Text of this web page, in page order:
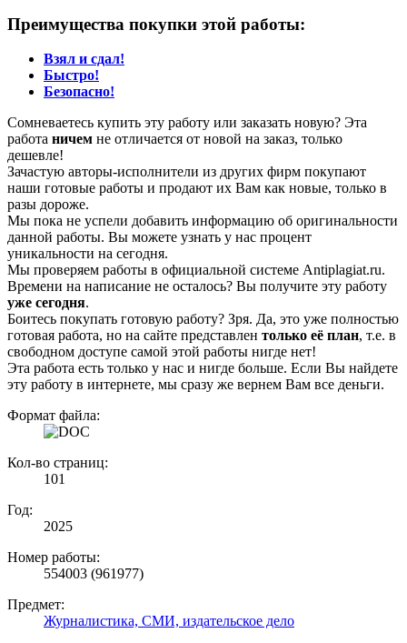
Преимущества покупки этой работы:
Взял и сдал!
Быстро!
Безопасно!
Сомневаетесь купить эту работу или заказать новую? Эта
работа ничем не отличается от новой на заказ, только
дешевле!
Зачастую авторы-исполнители из других фирм покупают
наши готовые работы и продают их Вам как новые, только в
разы дороже.
Мы пока не успели добавить информацию об оригинальности
данной работы. Вы можете узнать у нас процент
уникальности на сегодня.
Мы проверяем работы в официальной системе Аntiplagiat.ru.
Времени на написание не осталось? Вы получите эту работу
уже сегодня.
Боитесь покупать готовую работу? Зря. Да, это уже полностью
готовая работа, но на сайте представлен только её план, т.е. в
свободном доступе самой этой работы нигде нет!
Эта работа есть только у нас и нигде больше. Если Вы найдете
эту работу в интернете, мы сразу же вернем Вам все деньги.
Формат файла:
Кол-во страниц:
101
Год:
2025
Номер работы:
554003 (961977)
Предмет:
Журналистика, СМИ, издательское дело